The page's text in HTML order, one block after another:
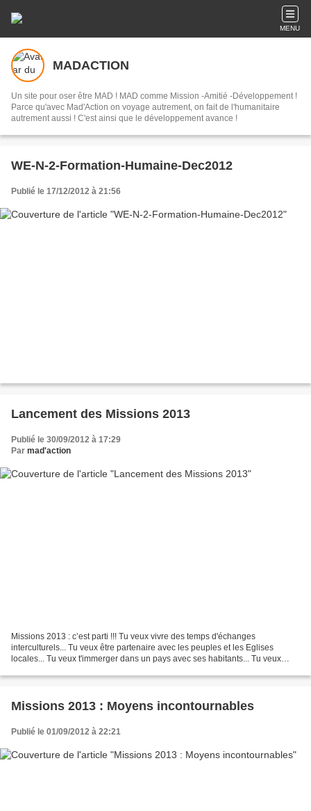
MENU
MADACTION
Un site pour oser être MAD ! MAD comme Mission -Amitié -Développement !
Parce qu'avec Mad'Action on voyage autrement, on fait de l'humanitaire
autrement aussi ! C'est ainsi que le développement avance !
WE-N-2-Formation-Humaine-Dec2012
Publié le 17/12/2012 à 21:56
Lancement des Missions 2013
Publié le 30/09/2012 à 17:29
Par mad'action
Missions 2013 : c’est parti !!! Tu veux vivre des temps d'échanges
interculturels... Tu veux être partenaire avec les peuples et les Eglises
locales... Tu veux t'immerger dans un pays avec ses habitants... Tu veux
Missions 2013 : Moyens incontournables
Publié le 01/09/2012 à 22:21